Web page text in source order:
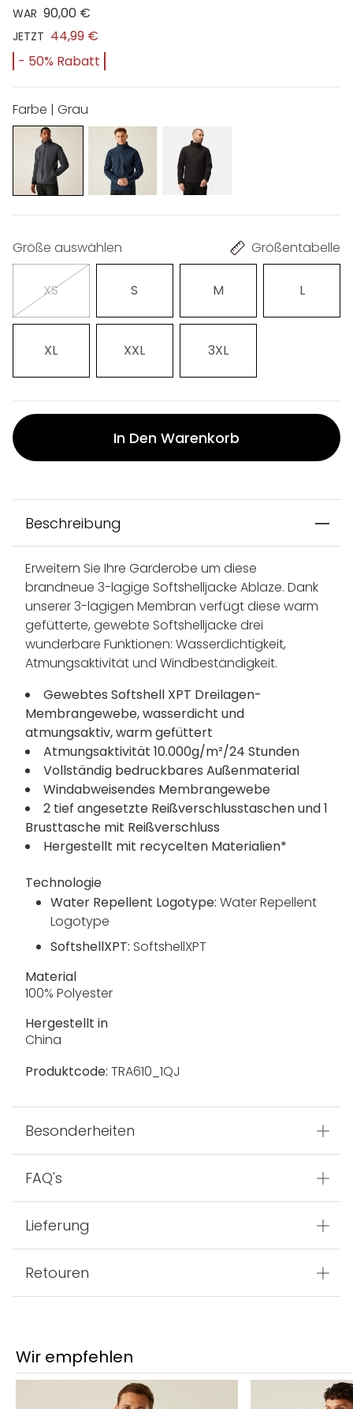
WAR 90,00 €
JETZT 44,99 €
- 50% Rabatt
Farbe | Grau
Größe auswählen Größentabelle
XS S M L
XL XXL 3XL
In Den Warenkorb
Beschreibung
Erweitern Sie Ihre Garderobe um diese
brandneue 3-lagige Softshelljacke Ablaze. Dank
unserer 3-lagigen Membran verfügt diese warm
gefütterte, gewebte Softshelljacke drei
wunderbare Funktionen: Wasserdichtigkeit,
Atmungsaktivität und Windbeständigkeit.
Gewebtes Softshell XPT Dreilagen-
Membrangewebe, wasserdicht und
atmungsaktiv, warm gefüttert
Atmungsaktivität 10.000g/m²/24 Stunden
Vollständig bedruckbares Außenmaterial
Windabweisendes Membrangewebe
2 tief angesetzte Reißverschlusstaschen und 1
Brusttasche mit Reißverschluss
Hergestellt mit recycelten Materialien*
Technologie
Water Repellent Logotype: Water Repellent
Logotype
SoftshellXPT: SoftshellXPT
Material
100% Polyester
Hergestellt in
China
Produktcode: TRA610_1QJ
Besonderheiten
FAQ's
Lieferung
Retouren
Wir empfehlen